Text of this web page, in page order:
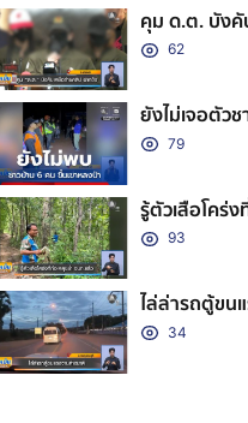
คุม ด.ต. บัง
62
ยังไม่เจอตัว
79
รู้ตัวเสือโคร่
93
ไล่ล่ารถตู้ขน
34